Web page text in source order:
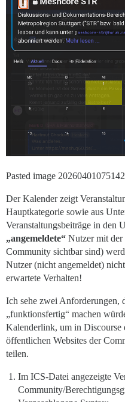
Pasted image
Der Kalender zeigt
Hauptkategorie sowie aus
Veranstaltungsbeiträge in den
„angemeldete“ Nutzer mit der
Community sichtbar sind)
Nutzer (nicht angemeldet)
erwartete Verhalten!
Ich sehe zwei Anforderungen,
„funktionsfertig“ machen
Kalenderlink, um in Discourse
öffentlichen Websites der
teilen.
Im ICS-Datei angezeigte
Community/